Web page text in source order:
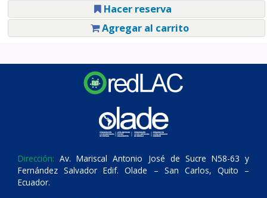
Hacer reserva
Agregar al carrito
Dirección: Av. Mariscal Antonio José de Sucre N58-63 y
Fernández Salvador Edif. Olade – San Carlos, Quito –
Ecuador.